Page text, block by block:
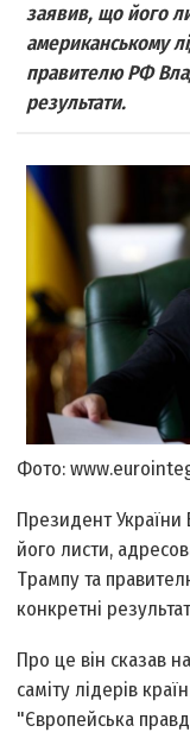
заявив, що його
американському
правителю РФ
результати.
Фото:
Президент
його листи,
Трампу та
конкретні
Про це він сказав
саміту лідерів
"Європейська